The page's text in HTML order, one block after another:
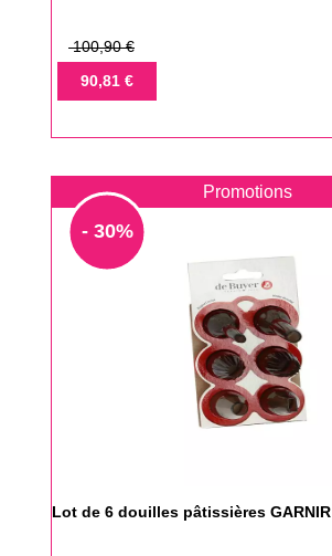
Prix
base
100,90 €
Prix90,81 €
Promotions
- 30%
Lot de 6 douilles pâtissières GARNIR